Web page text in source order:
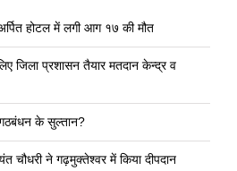
होटल में लगी आग १७ की मौत
जिला प्रशासन तैयार मतदान केन्द्र व
गठबंधन के सुल्तान?
चौधरी ने गढ़मुक्तेश्वर में किया दीपदान